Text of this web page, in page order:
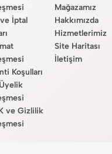
İptal
Koşulları
ve Gizlilik
Mağazamız
Hakkımızda
Hizmetlerimiz
Site Haritası
İletişim